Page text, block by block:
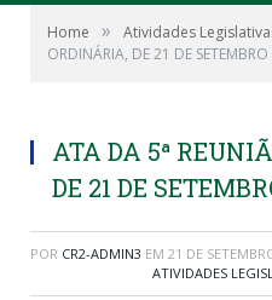
Home » Atividades
ORDINÁRIA, DE 21 DE
ATA DA 5ª
DE 21 DE
POR CR2-ADMIN3 EM 21 DE
ATIVIDADES